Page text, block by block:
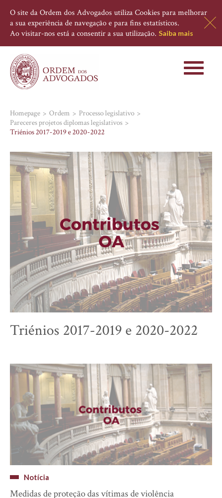
O site da Ordem dos Advogados utiliza Cookies para melhorar
a sua experiência de navegação e para fins estatísticos.
Ao visitar-nos está a consentir a sua utilização. Saiba mais
Toggle
Homepage Ordem
Processo legislativo
Pareceres projetos diplomas legislativos
Triénios 2017-2019 e 2020-2022
Triénios 2017-2019 e 2020-2022
Notícia
Medidas de proteção das vítimas de violência